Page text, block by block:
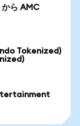
ら AMC
Tokenized)